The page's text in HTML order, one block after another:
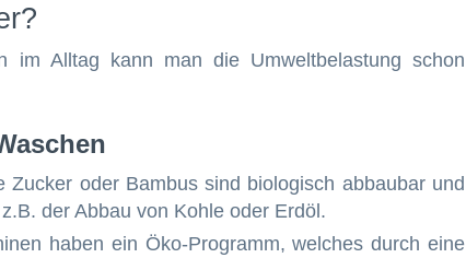
im Alltag kann man die Umweltbelastung schon
Zucker oder Bambus sind biologisch abbaubar und
der Abbau von Kohle oder Erdöl.
haben ein Öko-Programm, welches durch eine